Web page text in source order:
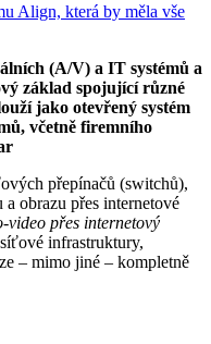
(A/V) a IT systémů a
základ spojující různé
jako otevřený systém
včetně firemního
přepínačů (switchů),
obrazu přes internetové
video přes internetový
infrastruktury,
– mimo jiné – kompletně